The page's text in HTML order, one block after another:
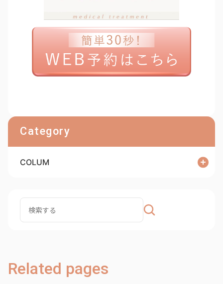
Category
COLUM
Related pages